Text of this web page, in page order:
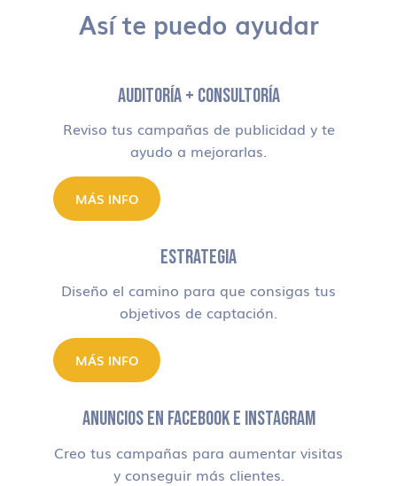
Así te puedo ayudar
AUDITORÍA + CONSULTORÍA
Reviso tus campañas de publicidad y te
ayudo a mejorarlas.
MÁS INFO
ESTRATEGIA
Diseño el camino para que consigas tus
objetivos de captación.
MÁS INFO
ANUNCIOS EN FACEBOOK E INSTAGRAM
Creo tus campañas para aumentar visitas
y conseguir más clientes.